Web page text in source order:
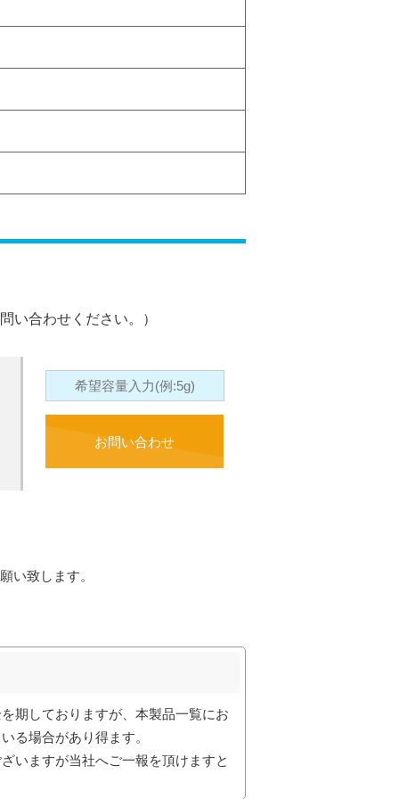
い合わせください。）
お問い合わせ
い致します。
期しておりますが、本製品一覧にお
る場合があり得ます。
いますが当社へご一報を頂けますと